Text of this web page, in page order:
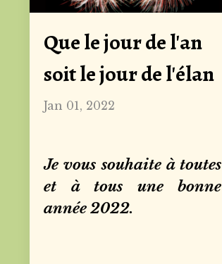
Que le jour de l'an
soit le jour de l'élan
Jan 01, 2022
Je vous souhaite à toutes
et à tous une bonne
année 2022.